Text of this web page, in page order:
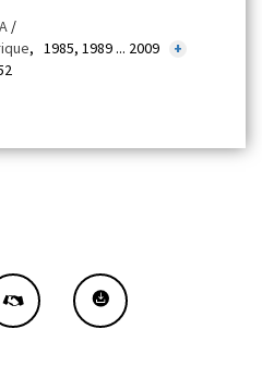
/
, 1985, 1989 ... 2009 +